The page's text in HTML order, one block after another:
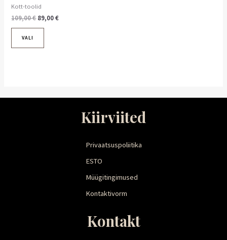
Kott-toolid
109,00€ 89,00€
VALI
Kiirviited
Privaatsuspoliitika
ESTO
Müügitingimused
Kontaktivorm
Kontakt